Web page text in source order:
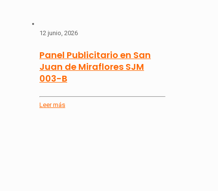
12 junio, 2026
Panel Publicitario en San
Juan de Miraflores SJM
003-B
Leer más